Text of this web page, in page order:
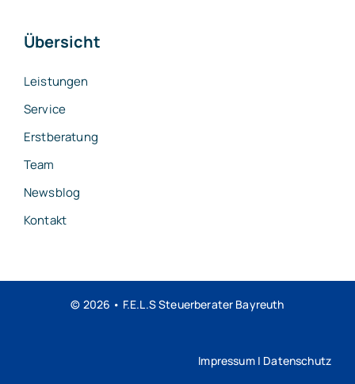
Übersicht
Leistungen
Service
Erstberatung
Team
Newsblog
Kontakt
© 2026 • F.E.L.S Steuerberater Bayreuth
Impressum| Datenschutz